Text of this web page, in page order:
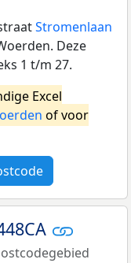
Stromenlaan
Deze
1 t/m 27.
Excel
of voor